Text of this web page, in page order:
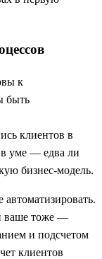
к
быть
клиентов в
в уме — едва ли
бизнес-модель.
ваше тоже —
и подсчетом
клиентов